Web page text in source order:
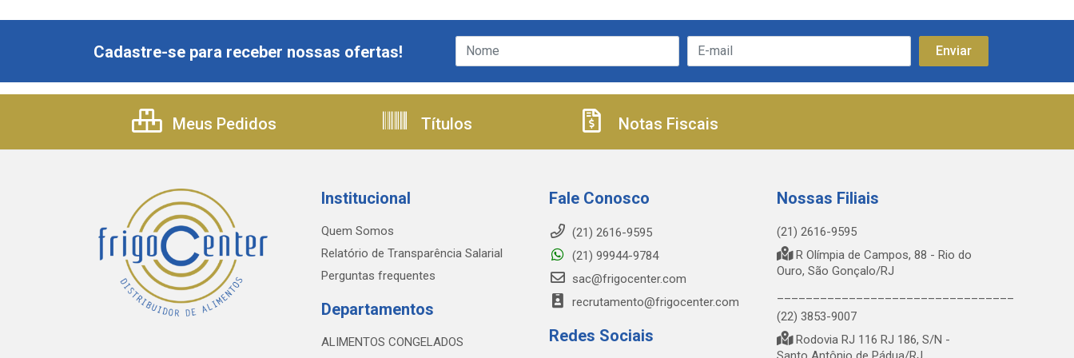
Cadastre-se para receber nossas ofertas!
Meus Pedidos Títulos Notas Fiscais
Institucional
Quem Somos
Relatório de Transparência Salarial
Perguntas frequentes
Departamentos
ALIMENTOS CONGELADOS
Fale Conosco
(21) 2616-9595
(21) 99944-9784
sac@frigocenter.com
recrutamento@frigocenter.com
Redes Sociais
Nossas Filiais
(21) 2616-9595
R Olímpia de Campos, 88 - Rio do
Ouro, São Gonçalo/RJ
(22) 3853-9007
Rodovia RJ 116 RJ 186, S/N -